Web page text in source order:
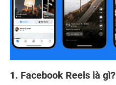
1. Facebook Reels là gì?